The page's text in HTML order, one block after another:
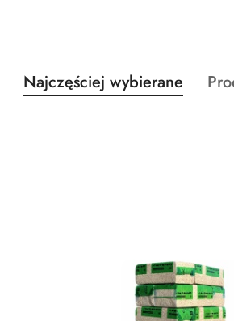
Pomiń karuzelę produktów
Produkty
o
Najczęściej wybierane